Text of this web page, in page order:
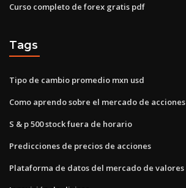
Curso completo de forex gratis pdf
Tags
Tipo de cambio promedio mxn usd
Como aprendo sobre el mercado de acciones
S & p 500 stock fuera de horario
Predicciones de precios de acciones
Plataforma de datos del mercado de valores